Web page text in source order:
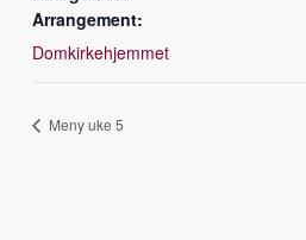
Arrangement:
Domkirkehjemmet
Meny uke 5